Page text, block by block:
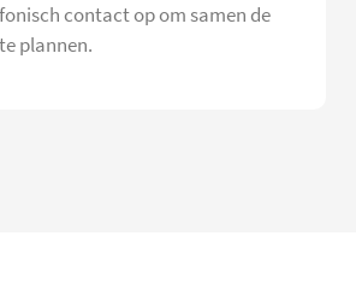
contact op om samen de
plannen.